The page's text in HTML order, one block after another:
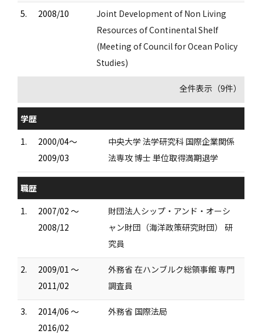
5. 2008/10
Joint Development of Non Living
Resources of Continental Shelf
(Meeting of Council for Ocean Policy
Studies)
全件表示（9件）
学歴
1.
2000/04～
2009/03
中央大学 法学研究科 国際企業関係
法専攻 博士 単位取得満期退学
職歴
1.
2007/02 ～
2008/12
財団法人シップ・アンド・オーシ
ャン財団（海洋政策研究財団） 研
究員
2.
2009/01 ～
2011/02
外務省 在ハンブルク総領事館 専門
調査員
3.
2014/06 ～
2016/02
外務省 国際法局